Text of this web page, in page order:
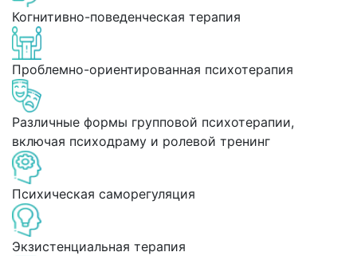
Когнитивно-поведенческая терапия
Проблемно-ориентированная психотерапия
Различные формы групповой психотерапии,
включая психодраму и ролевой тренинг
Психическая саморегуляция
Экзистенциальная терапия